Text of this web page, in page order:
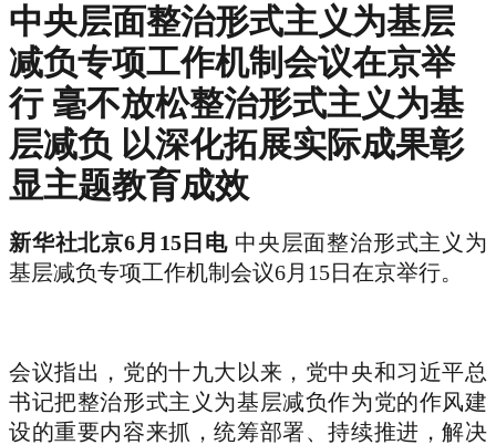
中央层面整治形式主义为基层
减负专项工作机制会议在京举
行 毫不放松整治形式主义为基
层减负 以深化拓展实际成果彰
显主题教育成效
新华社北京6月15日电 中央层面整治形式主义为
基层减负专项工作机制会议6月15日在京举行。
会议指出，党的十九大以来，党中央和习近平总
书记把整治形式主义为基层减负作为党的作风建
设的重要内容来抓，统筹部署、持续推进，解决